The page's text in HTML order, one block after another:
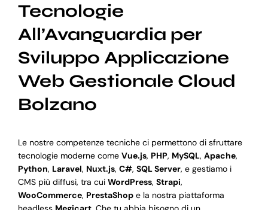
Tecnologie
All’Avanguardia per
Sviluppo Applicazione
Web Gestionale Cloud
Bolzano
Le nostre competenze tecniche ci permettono di sfruttare
tecnologie moderne come Vue.js, PHP, MySQL, Apache,
Python, Laravel, Nuxt.js, C#, SQL Server, e gestiamo i
CMS più diffusi, tra cui WordPress, Strapi,
WooCommerce, PrestaShope la nostra piattaforma